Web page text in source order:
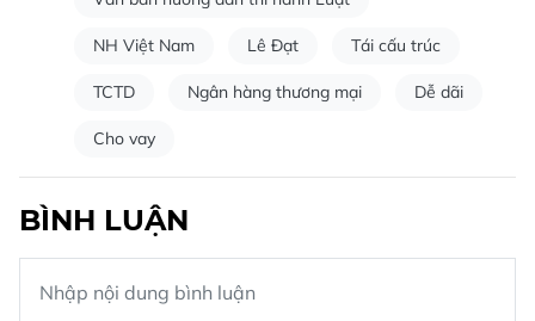
NH Việt Nam Lê Đạt Tái cấu trúc
TCTD Ngân hàng thương mại Dễ dãi
Cho vay
BÌNH LUẬN